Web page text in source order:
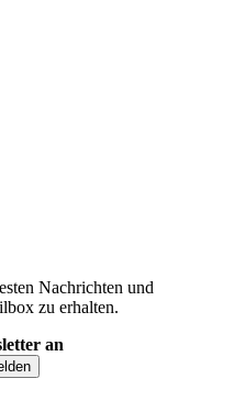
Nachrichten und
zu erhalten.
an